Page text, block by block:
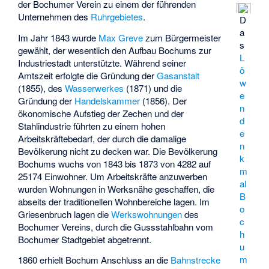
D
a
s
L
ö
w
e
n
d
e
n
k
m
al
B
o
c
h
u
m
der Bochumer Verein zu einem der führenden
Unternehmen des Ruhrgebietes.
Im Jahr 1843 wurde Max Grevezum Bürgermeister
gewählt, der wesentlich den Aufbau Bochums zur
Industriestadt unterstützte. Während seiner
Amtszeit erfolgte die Gründung derGasanstalt
(1855), desWasserwerkes (1871) und die
Gründung der Handelskammer (1856). Der
ökonomische Aufstieg der Zechen und der
Stahlindustrie führten zu einem hohen
Arbeitskräftebedarf, der durch die damalige
Bevölkerung nicht zu decken war. Die Bevölkerung
Bochums wuchs von 1843 bis 1873 von 4282 auf
25174 Einwohner. Um Arbeitskräfte anzuwerben
wurden Wohnungen in Werksnähe geschaffen, die
abseits der traditionellen Wohnbereiche lagen. Im
Griesenbruch lagen dieWerkswohnungendes
Bochumer Vereins, durch die Gussstahlbahn vom
Bochumer Stadtgebiet abgetrennt.
1860 erhielt Bochum Anschluss an die Bahnstrecke